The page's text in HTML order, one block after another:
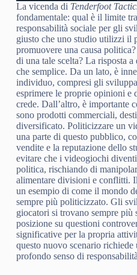
La vicenda di Tenderfoot
fondamentale: qual è il limite
responsabilità sociale per gli
giusto che uno studio utilizzi il
promuovere una causa
di una tale scelta? La risposta a
che semplice. Da un lato, è
individuo, compresi gli
esprimere le proprie opinioni e
crede. Dall’altro, è importante
sono prodotti commerciali,
diversificato. Politicizzare un
una parte di questo pubblico,
vendite e la reputazione dello
evitare che i videogiochi
politica, rischiando di
alimentare divisioni e conflitti.
un esempio di come il mondo
sempre più politicizzato. Gli
giocatori si trovano sempre più
posizione su questioni
significative per la propria
questo nuovo scenario richiede
profondo senso di